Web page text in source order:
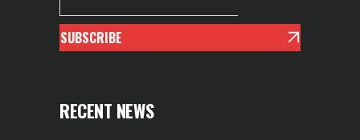
SUBSCRIBE
RECENT NEWS